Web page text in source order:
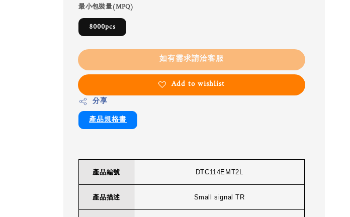
最小包裝量(MPQ)
8000pcs
如有需求請洽客服
Add to wishlist
分享
產品規格書
產品編號 DTC114EMT2L
產品描述 Small signal TR